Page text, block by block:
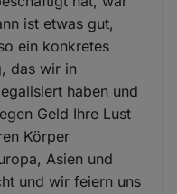
ist etwas gut,
ein konkretes
das wir in
haben und
Geld Ihre Lust
Körper
Asien und
und wir feiern uns